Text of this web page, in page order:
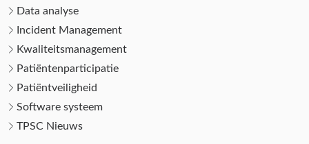
Data analyse
Incident Management
Kwaliteitsmanagement
Patiëntenparticipatie
Patiëntveiligheid
Software systeem
TPSC Nieuws